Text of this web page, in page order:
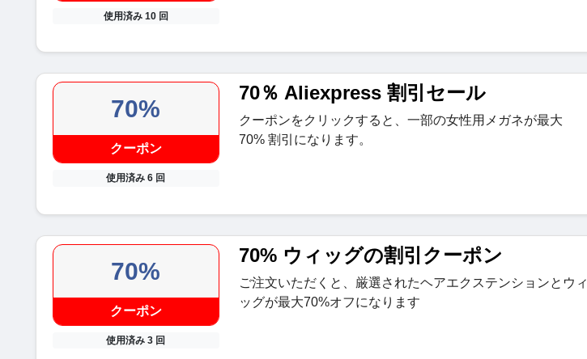
使用済み 10 回
70%
クーポン
使用済み 6 回
70％ Aliexpress 割引セール
クーポンをクリックすると、一部の女性用メガネが最大
70% 割引になります。
70%
クーポン
使用済み 3 回
70% ウィッグの割引クーポン
ご注文いただくと、厳選されたヘアエクステンションとウィ
ッグが最大70%オフになります